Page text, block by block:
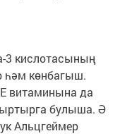
3 кислотасының
һәм көнбагыш.
витаминына да
булыша. Ә
Альцгеймер